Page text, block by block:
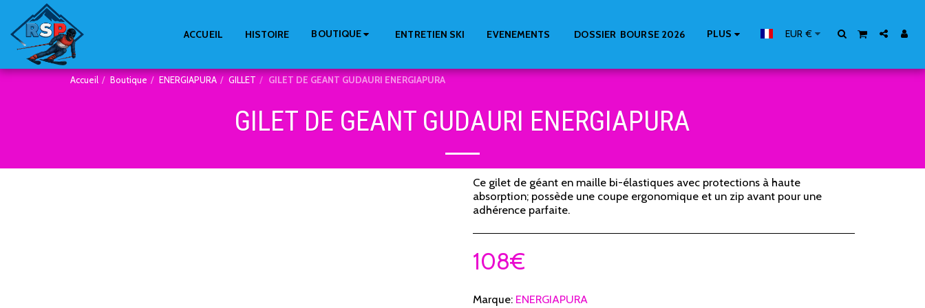
ACCUEIL HISTOIRE BOUTIQUE ENTRETIEN SKI EVENEMENTS DOSSIER BOURSE 2026 PLUS EUR €
Accueil Boutique ENERGIAPURA GILLET GILET DE GEANT GUDAURI ENERGIAPURA
GILET DE GEANT GUDAURI ENERGIAPURA
Ce gilet de géant en maille bi-élastiques avec protections à haute
absorption; possède une coupe ergonomique et un zip avant pour une
adhérence parfaite.
108€
Marque: ENERGIAPURA